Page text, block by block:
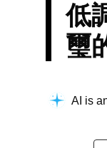
低
璽
AI is